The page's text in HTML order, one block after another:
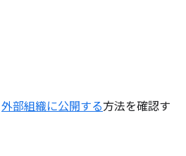
外部組織に公開する方法を確認す